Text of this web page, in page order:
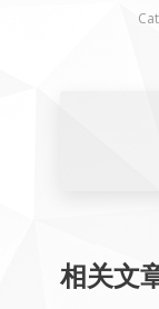
相关文